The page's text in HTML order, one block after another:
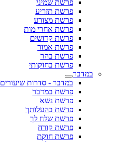
פרשת שמיני
פרשת תזריע
פרשת מצורע
פרשת אחרי מות
פרשת קדושים
פרשת אמור
פרשת בהר
פרשת בחוקותי
במדבר
במדבר - סדרות שיעורים
פרשת במדבר
פרשת נשא
פרשת בהעלותך
פרשת שלח לך
פרשת קורח
פרשת חוקת